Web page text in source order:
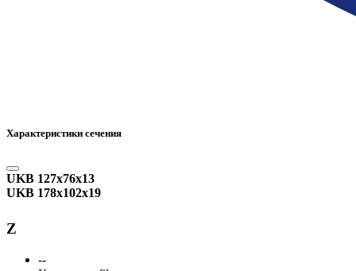
Характеристики сечения
UKB 127x76x13
UKB 178x102x19
Z
--